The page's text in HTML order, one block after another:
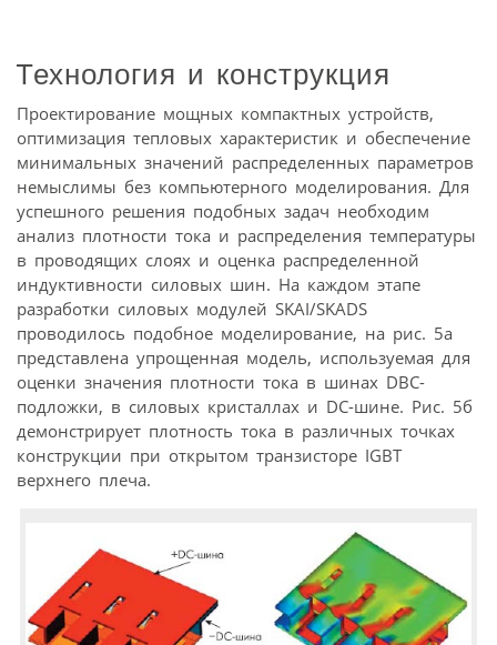
Технология и конструкция
Проектирование мощных компактных устройств,
оптимизация тепловых характеристик и обеспечение
минимальных значений распределенных параметров
немыслимы без компьютерного моделирования. Для
успешного решения подобных задач необходим
анализ плотности тока и распределения температуры
в проводящих слоях и оценка распределенной
индуктивности силовых шин. На каждом этапе
разработки силовых модулей SKAI/SKADS
проводилось подобное моделирование, на рис. 5а
представлена упрощенная модель, используемая для
оценки значения плотности тока в шинах DВС-
подложки, в силовых кристаллах и DC-шине. Рис. 5б
демонстрирует плотность тока в различных точках
конструкции при открытом транзисторе IGBT
верхнего плеча.